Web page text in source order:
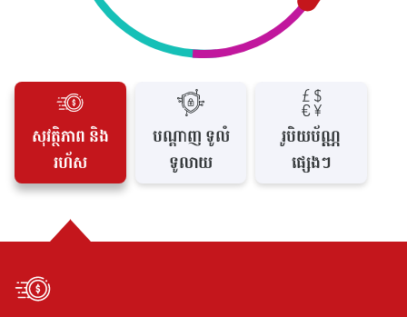
សុវត្ថិភាព និង
រហ័ស
បណ្តាញ ទូលំ
ទូលាយ
រូបិយប័ណ្ណ
ផ្សេងៗ